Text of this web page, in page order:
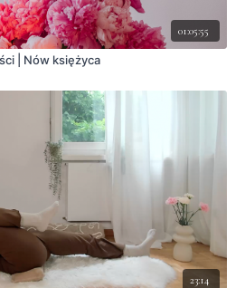
01:05:55
| Nów księżyca
23:14